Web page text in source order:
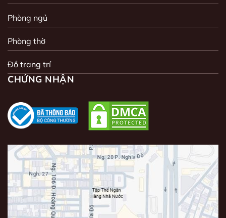
Phòng ngủ
Phòng thờ
Đồ trang trí
CHỨNG NHẬN